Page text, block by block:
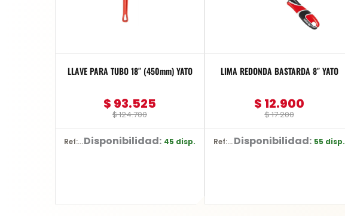
LLAVE PARA TUBO 18″ (450mm) YATO
$124.700
$ 93.525
Ref: YT-2491Disponibilidad: 45 disp.
LIMA REDONDA BASTARDA 8″ YATO
$17.200
$ 12.900
Ref: YT-62269Disponibilidad: 55 disp.